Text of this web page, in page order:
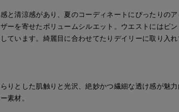
と清涼感があり、夏のコーディネートにぴったりの
ーを寄せたボリュームシルエット。ウエストにはピ
ています。綺麗目に合わせてたりデイリーに取り入
りとした肌触りと光沢、絶妙かつ繊細な透け感が魅
素材。